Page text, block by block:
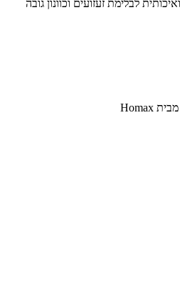
ס"מ חזקה ואיכותית לבלימת זעזועים וכוונון גובה